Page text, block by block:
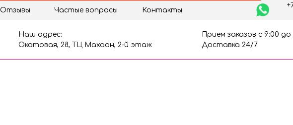
Отзывы Частые вопросы Контакты
Прием заказов с 9:00 до
Доставка 24/7
Наш адрес:
Окатовая, 28, ТЦ Махаон, 2-й этаж